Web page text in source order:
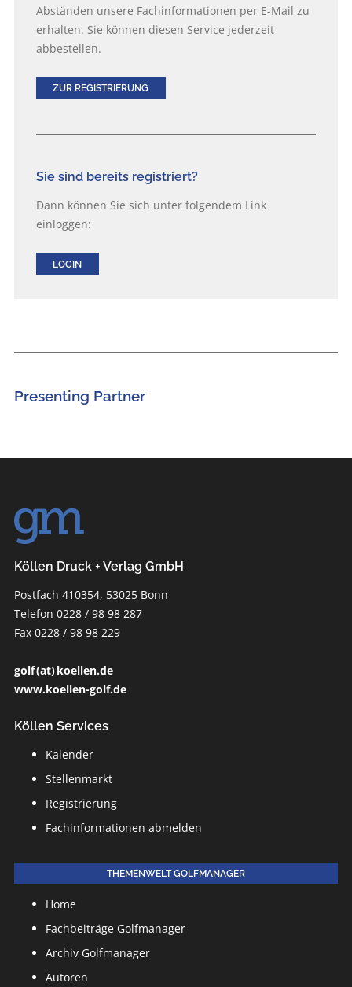
Abständen unsere Fachinformationen per E-Mail zu
erhalten. Sie können diesen Service jederzeit
abbestellen.
ZUR REGISTRIERUNG
Sie sind bereits registriert?
Dann können Sie sich unter folgendem Link
einloggen:
LOGIN
Presenting Partner
Köllen Druck + Verlag GmbH
Postfach 410354, 53025 Bonn
Telefon 0228 / 98 98 287
Fax 0228 / 98 98 229
golf (at) koellen.de
www.koellen-golf.de
Köllen Services
Kalender
Stellenmarkt
Registrierung
Fachinformationen abmelden
THEMENWELT GOLFMANAGER
Home
Fachbeiträge Golfmanager
Archiv Golfmanager
Autoren